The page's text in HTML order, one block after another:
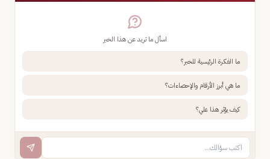
اسأل ما تريد عن هذا الخبر
ما الفكرة الرئيسية للخبر؟
ما هي أبرز الأرقام والإحصاءات؟
كيف يؤثر هذا علي؟